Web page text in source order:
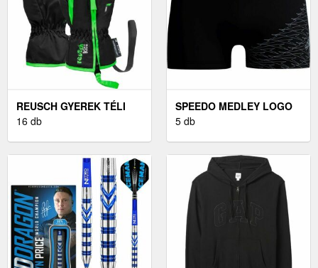
REUSCH GYEREK TÉLI
KESZTYŰ GYEREK TÉLI
16 db
SPEEDO MEDLEY LOGO
FÉRFI ÚSZÓNADRÁG,
5 db